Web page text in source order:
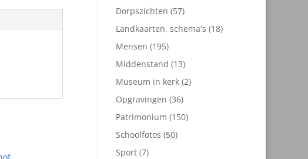
producten
Dorpszichten 5757
producten
Landkaarten, schema's 1818
Mensen 195195
producten
Middenstand 1313
producten
Museum in kerk 22
Opgravingen 3636
producten
Patrimonium 150150
Schoolfotos 5050
Sport 77